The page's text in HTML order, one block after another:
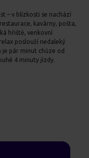
– v blízkosti se nachází
kavárny, pošta,
hřiště, venkovní
poslouží nedaleký
je pár minut chůze od
4 minuty jízdy.